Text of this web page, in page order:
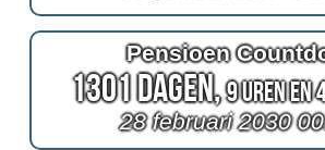
Pensioen
1301 Dagen,9 Uren en
28 februari 2030